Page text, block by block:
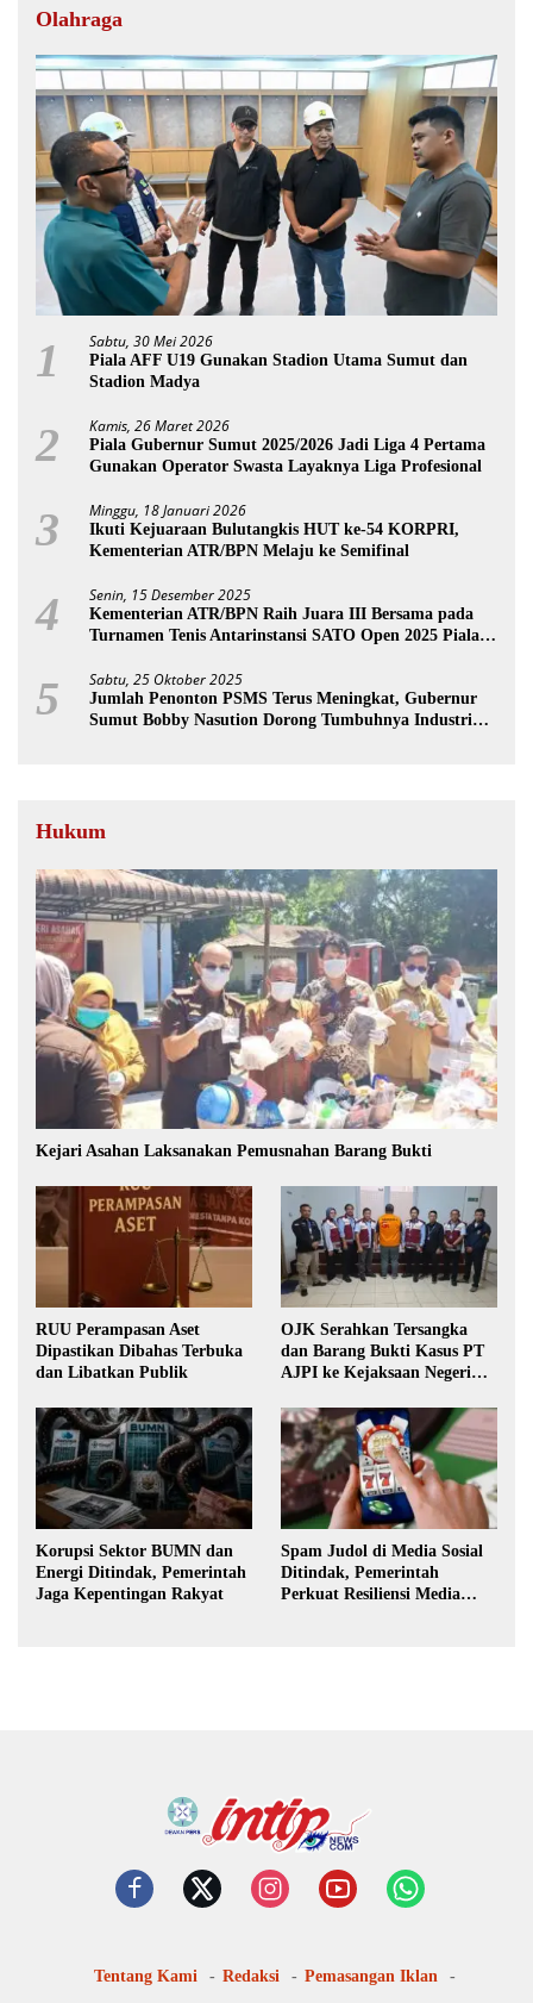
Olahraga
1 Sabtu, 30 Mei 2026
Piala AFF U19 Gunakan Stadion Utama Sumut dan
Stadion Madya
2 Kamis, 26 Maret 2026
Piala Gubernur Sumut 2025/2026 Jadi Liga 4 Pertama
Gunakan Operator Swasta Layaknya Liga Profesional
3 Minggu, 18 Januari 2026
Ikuti Kejuaraan Bulutangkis HUT ke-54 KORPRI,
Kementerian ATR/BPN Melaju ke Semifinal
4 Senin, 15 Desember 2025
Kementerian ATR/BPN Raih Juara III Bersama pada
Turnamen Tenis Antarinstansi SATO Open 2025 Piala
5 Sabtu, 25 Oktober 2025
Jumlah Penonton PSMS Terus Meningkat, Gubernur
Sumut Bobby Nasution Dorong Tumbuhnya Industri
Hukum
Kejari Asahan Laksanakan Pemusnahan Barang Bukti
RUU Perampasan Aset
Dipastikan Dibahas Terbuka
dan Libatkan Publik
OJK Serahkan Tersangka
dan Barang Bukti Kasus PT
AJPI ke Kejaksaan Negeri
Korupsi Sektor BUMN dan
Energi Ditindak, Pemerintah
Jaga Kepentingan Rakyat
Spam Judol di Media Sosial
Ditindak, Pemerintah
Perkuat Resiliensi Media
Tentang Kami Redaksi Pemasangan Iklan